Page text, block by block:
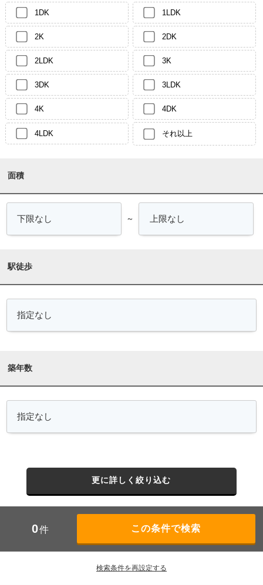
1DK 1LDK
2K 2DK
2LDK 3K
3DK 3LDK
4K 4DK
4LDK それ以上
面積
～
駅徒歩
築年数
更に詳しく絞り込む
0件
検索条件を再設定する